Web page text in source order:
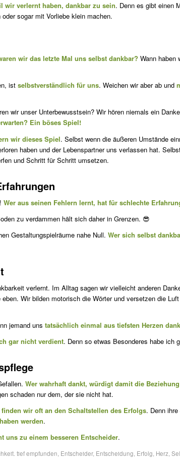
wir verlernt haben, dankbar zu sein. Denn es gibt einen
sogar mit Vorliebe klein machen.
wir das letzte Mal uns selbst dankbar? Wann haben
ist selbstverständlich für uns. Weichen wir aber ab und
wir unser Unterbewusst­sein? Wir hören niemals ein
Ein böses Spiel!
wir dieses Spiel. Selbst wenn die äußeren Umstände
haben und der Lebens­partner uns verlassen hat.
und Schritt für Schritt um­setzen.
Wer aus seinen Fehlern lernt, hat für schlechte
zu verdammen hält sich da­her in Grenzen. 😎
Gestaltungspielräume nahe Null. Wer sich selbst
verlernt. Im Alltag sa­gen wir vielleicht anderen
Wir bilden motorisch die Wörter und versetzen die
jemand uns tatsächlich einmal aus tiefsten Herzen
gar nicht verdient. Denn so etwas Besonderes habe ich
Wer wahrhaft dankt, würdigt damit die
schaden nur dem, der sie nicht hat.
finden wir oft an den Schalt­stellen des Erfolgs. Denn
werden.
uns zu einem besseren Ent­scheider.
tief empfunden Entscheider, Entscheidung Erfolg Herz